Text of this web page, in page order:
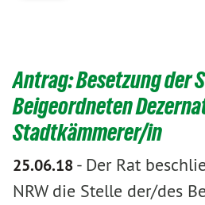
Antrag: Besetzung der
Beigeordneten
Stadtkämmerer/in
25.06.18- Der Rat
NRW die Stelle der/des